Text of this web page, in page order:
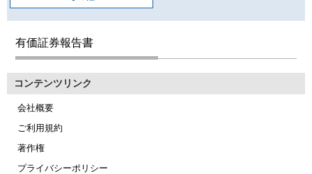
有価証券報告書
コンテンツリンク
会社概要
ご利用規約
著作権
プライバシーポリシー